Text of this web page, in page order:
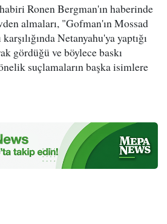
Ronen Bergman'ın haberinde
almaları, "Gofman'ın Mossad
Netanyahu'ya yaptığı
gördüğü ve böylece baskı
suçlamaların başka isimlere